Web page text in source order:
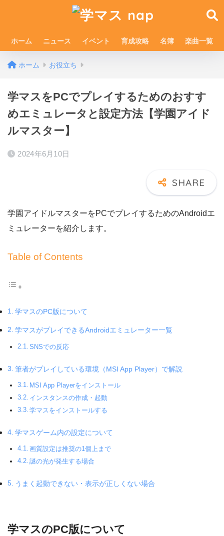
ホーム ニュース イベント 育成攻略 名簿 楽曲一覧
ホーム お役立ち
学マスをPCでプレイするためのおすす
めエミュレータと設定方法【学園アイド
ルマスター】
2024年6月10日
学園アイドルマスターをPCでプレイするためのAndroidエ
ミュレーターを紹介します。
Table of Contents
学マスのPC版について
学マスがプレイできるAndroidエミュレーター一覧
SNSでの反応
筆者がプレイしている環境（MSI App Player）で解説
MSI App Playerをインストール
インスタンスの作成・起動
学マスをインストールする
学マスゲーム内の設定について
画質設定は推奨の1個上まで
謎の光が発生する場合
うまく起動できない・表示が正しくない場合
学マスのPC版について